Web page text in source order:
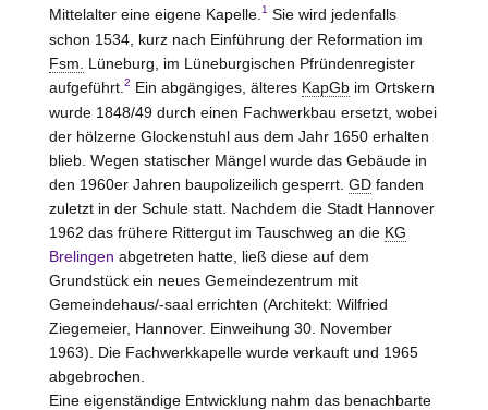
Mittelalter eine eigene Kapelle. 1 Sie wird jedenfalls
schon 1534, kurz nach Einführung der Reformation im
Fsm.
Lüneburg, im Lüneburgischen Pfründenregister
aufgeführt. 2 Ein abgängiges, älteres KapGbim Ortskern
wurde 1848/49 durch einen Fachwerkbau ersetzt, wobei
der hölzerne Glockenstuhl aus dem Jahr 1650 erhalten
blieb. Wegen statischer Mängel wurde das Gebäude in
den 1960er Jahren baupolizeilich gesperrt. GDfanden
zuletzt in der Schule statt. Nachdem die Stadt Hannover
1962 das frühere Rittergut im Tauschweg an die KG
Brelingen abgetreten hatte, ließ diese auf dem
Grundstück ein neues Gemeindezentrum mit
Gemeindehaus/-saal errichten (Architekt: Wilfried
Ziegemeier, Hannover. Einweihung 30. November
1963). Die Fachwerkkapelle wurde verkauft und 1965
abgebrochen.
Eine eigenständige Entwicklung nahm das benachbarte